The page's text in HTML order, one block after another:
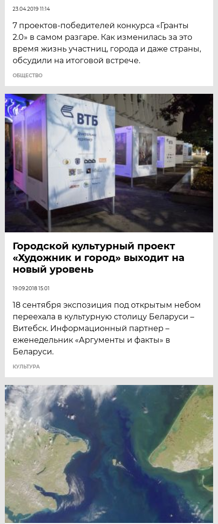
23.04.2019 11:14
7 проектов-победителей конкурса «Гранты
2.0» в самом разгаре. Как изменилась за это
время жизнь участниц, города и даже страны,
обсудили на итоговой встрече.
ОБЩЕСТВО
Городской культурный проект
«Художник и город» выходит на
новый уровень
19.09.2018 15:01
18 сентября экспозиция под открытым небом
переехала в культурную столицу Беларуси –
Витебск. Информационный партнер –
еженедельник «Аргументы и факты» в
Беларуси.
КУЛЬТУРА